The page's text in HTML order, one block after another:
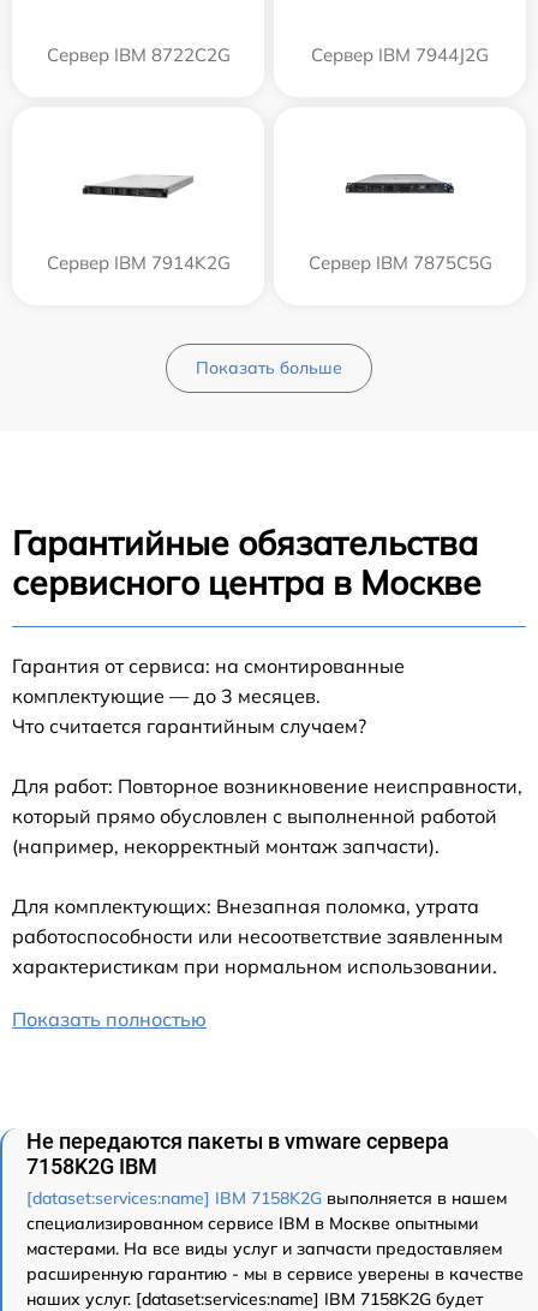
Сервер IBM 8722C2G Сервер IBM 7944J2G
Сервер IBM 7914K2G Сервер IBM 7875C5G
Показать больше
Гарантийные обязательства
сервисного центра в Москве
Гарантия от сервиса: на смонтированные
комплектующие — до 3 месяцев.
Что считается гарантийным случаем?
Для работ: Повторное возникновение неисправности,
который прямо обусловлен с выполненной работой
(например, некорректный монтаж запчасти).
Для комплектующих: Внезапная поломка, утрата
работоспособности или несоответствие заявленным
характеристикам при нормальном использовании.
Показать полностью
Не передаются пакеты в vmware сервера
7158K2G IBM
[dataset:services:name] IBM 7158K2G выполняется в нашем
специализированном сервисе IBM в Москве опытными
мастерами. На все виды услуг и запчасти предоставляем
расширенную гарантию - мы в сервисе уверены в качестве
наших услуг. [dataset:services:name] IBM 7158K2G будет